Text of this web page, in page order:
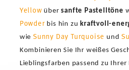
Yellow übersanfte Pastelltöne
Powder bis hin zukraftvoll-
wie Sunny Day Turquoise und
Kombinieren Sie Ihr weißes
Lieblingsfarben passend zu Ihrer